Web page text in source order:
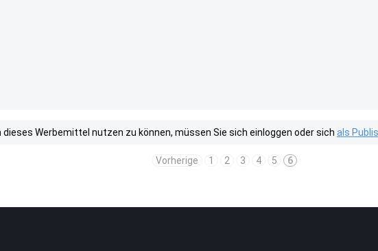
dieses Werbemittel nutzen zu können, müssen Sie sich einloggen oder sich als
Vorherige 1 2 3 4 5 6